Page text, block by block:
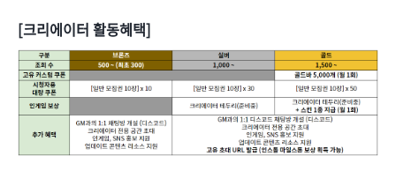
[크리에이터 활동혜택]